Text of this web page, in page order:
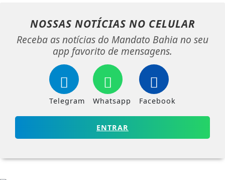
NOSSAS NOTÍCIAS NO CELULAR
Receba as notícias do Mandato Bahia no seu
app favorito de mensagens.
Telegram Whatsapp Facebook
ENTRAR